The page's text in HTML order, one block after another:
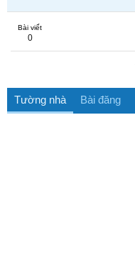
Bài viết
0
Tường nhà Bài đăng